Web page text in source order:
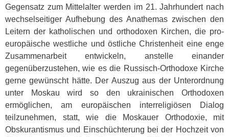
Gegensatz zum Mittelalter werden im 21. Jahrhundert nach
wechselseitiger Aufhebung des Anathemas zwischen den
Leitern der katholischen und orthodoxen Kirchen, die pro-
europäische westliche und östliche Christenheit eine enge
Zusammenarbeit entwickeln, anstelle einander
gegenüberzustehen, wie es die Russisch-Orthodoxe Kirche
gerne gewünscht hätte. Der Auszug aus der Unterordnung
unter Moskau wird so den ukrainischen Orthodoxen
ermöglichen, am europäischen interreligiösen Dialog
teilzunehmen, statt, wie die Moskauer Orthodoxie, mit
Obskurantismus und Einschüchterung bei der Hochzeit von